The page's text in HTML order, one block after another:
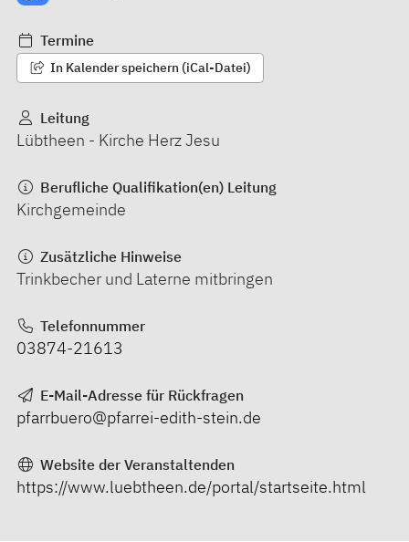
Termine
In Kalender speichern (iCal-Datei)
Leitung
Lübtheen - Kirche Herz Jesu
Berufliche Qualifikation(en) Leitung
Kirchgemeinde
Zusätzliche Hinweise
Trinkbecher und Laterne mitbringen
Telefonnummer
03874-21613
E-Mail-Adresse für Rückfragen
pfarrbuero@pfarrei-edith-stein.de
Website der Veranstaltenden
https://www.luebtheen.de/portal/startseite.html